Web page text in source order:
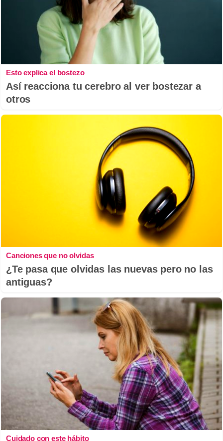
Esto explica el bostezo
Así reacciona tu cerebro al ver bostezar a
otros
Canciones que no olvidas
¿Te pasa que olvidas las nuevas pero no las
antiguas?
Cuidado con este hábito